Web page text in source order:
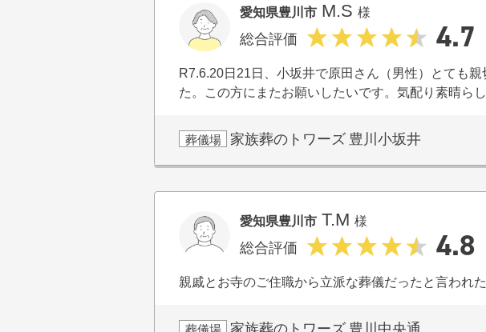
愛知県豊川市 M.S 様
総合評価 4.7
R7.6.20日21日、小坂井で原田さん（男性）とても
た。この方にまたお願いしたいです。気配り素晴ら
葬儀場 家族葬のトワーズ 豊川小坂井
愛知県豊川市 T.M 様
総合評価 4.8
親戚とお寺のご住職から立派な葬儀だったと言われ
葬儀場 家族葬のトワーズ 豊川中央通